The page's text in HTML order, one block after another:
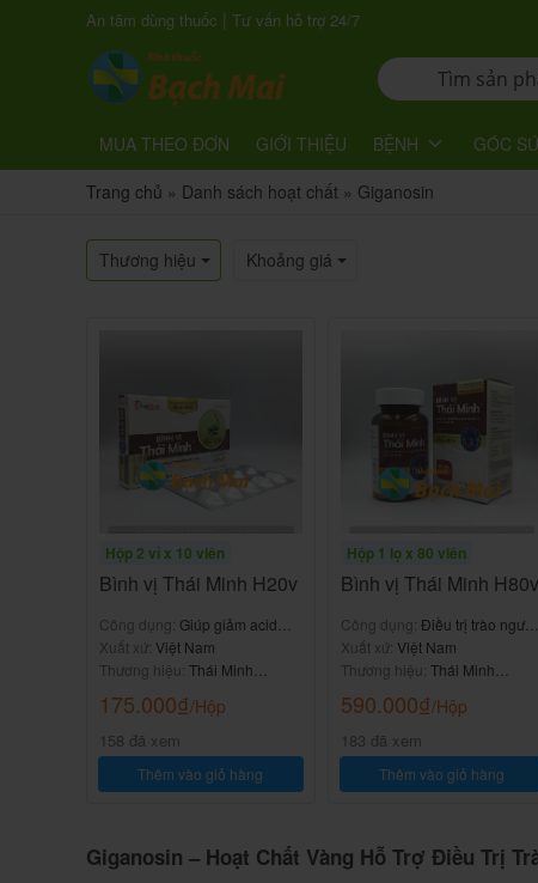
An tâm dùng thuốc | Tư vấn hỗ trợ 24/7
MUA THEO ĐƠN GIỚI THIỆU BỆNH GÓC
Trang chủ » Danh sách hoạt chất » Giganosin
Thương hiệu Khoảng giá
Hộp 2 vỉ x 10 viên
Bình vị Thái Minh H20v
Công dụng: Giúp giảm acid
dịch vị
Xuất xứ: Việt Nam
Thương hiệu: Thái Minh
175.000₫/Hộp
158 đã xem
Thêm vào giỏ hàng
Hộp 1 lọ x 80 viên
Bình vị Thái Minh H80v
Công dụng: Điều trị trào ngược
dạ dày
Xuất xứ: Việt Nam
Thương hiệu: Thái Minh
590.000₫/Hộp
183 đã xem
Thêm vào giỏ hàng
Giganosin – Hoạt Chất Vàng Hỗ Trợ Điều Trị